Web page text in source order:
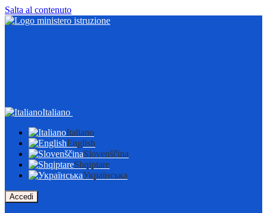
Salta al contenuto
Italiano
Italiano
English
Slovenščina
Shqiptare
Українська
Accedi